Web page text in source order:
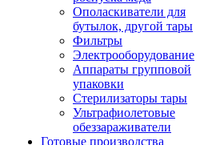
Ополаскиватели для
бутылок, другой тары
Фильтры
Электрооборудование
Аппараты групповой
упаковки
Стерилизаторы тары
Ультрафиолетовые
обеззараживатели
Готовые производства